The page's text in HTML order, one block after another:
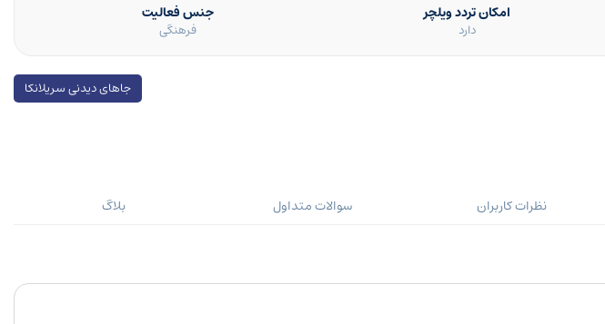
امکان تردد ویلچر
دارد
جنس فعالیت
فرهنگی
جاهای دیدنی سریلانکا
نظرات کاربران سوالات متداول بلاگ